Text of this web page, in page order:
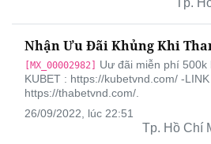
Nhận Ưu Đãi Khủng Khi
[MX_00002982] Uư đãi miễn phí 500k
KUBET : https://kubetvnd.com/ -
https://thabetvnd.com/.
26/09/2022, lúc 22:51
Tp. Hồ Chí